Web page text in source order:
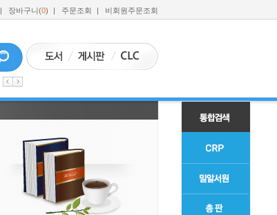
| 장바구니(0) | 주문조회 | 비회원주문조회